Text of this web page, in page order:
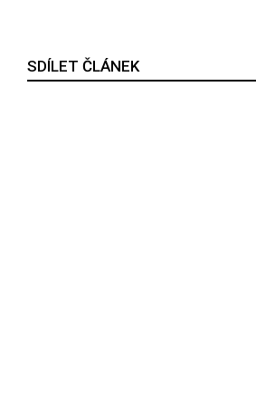
SDÍLET ČLÁNEK